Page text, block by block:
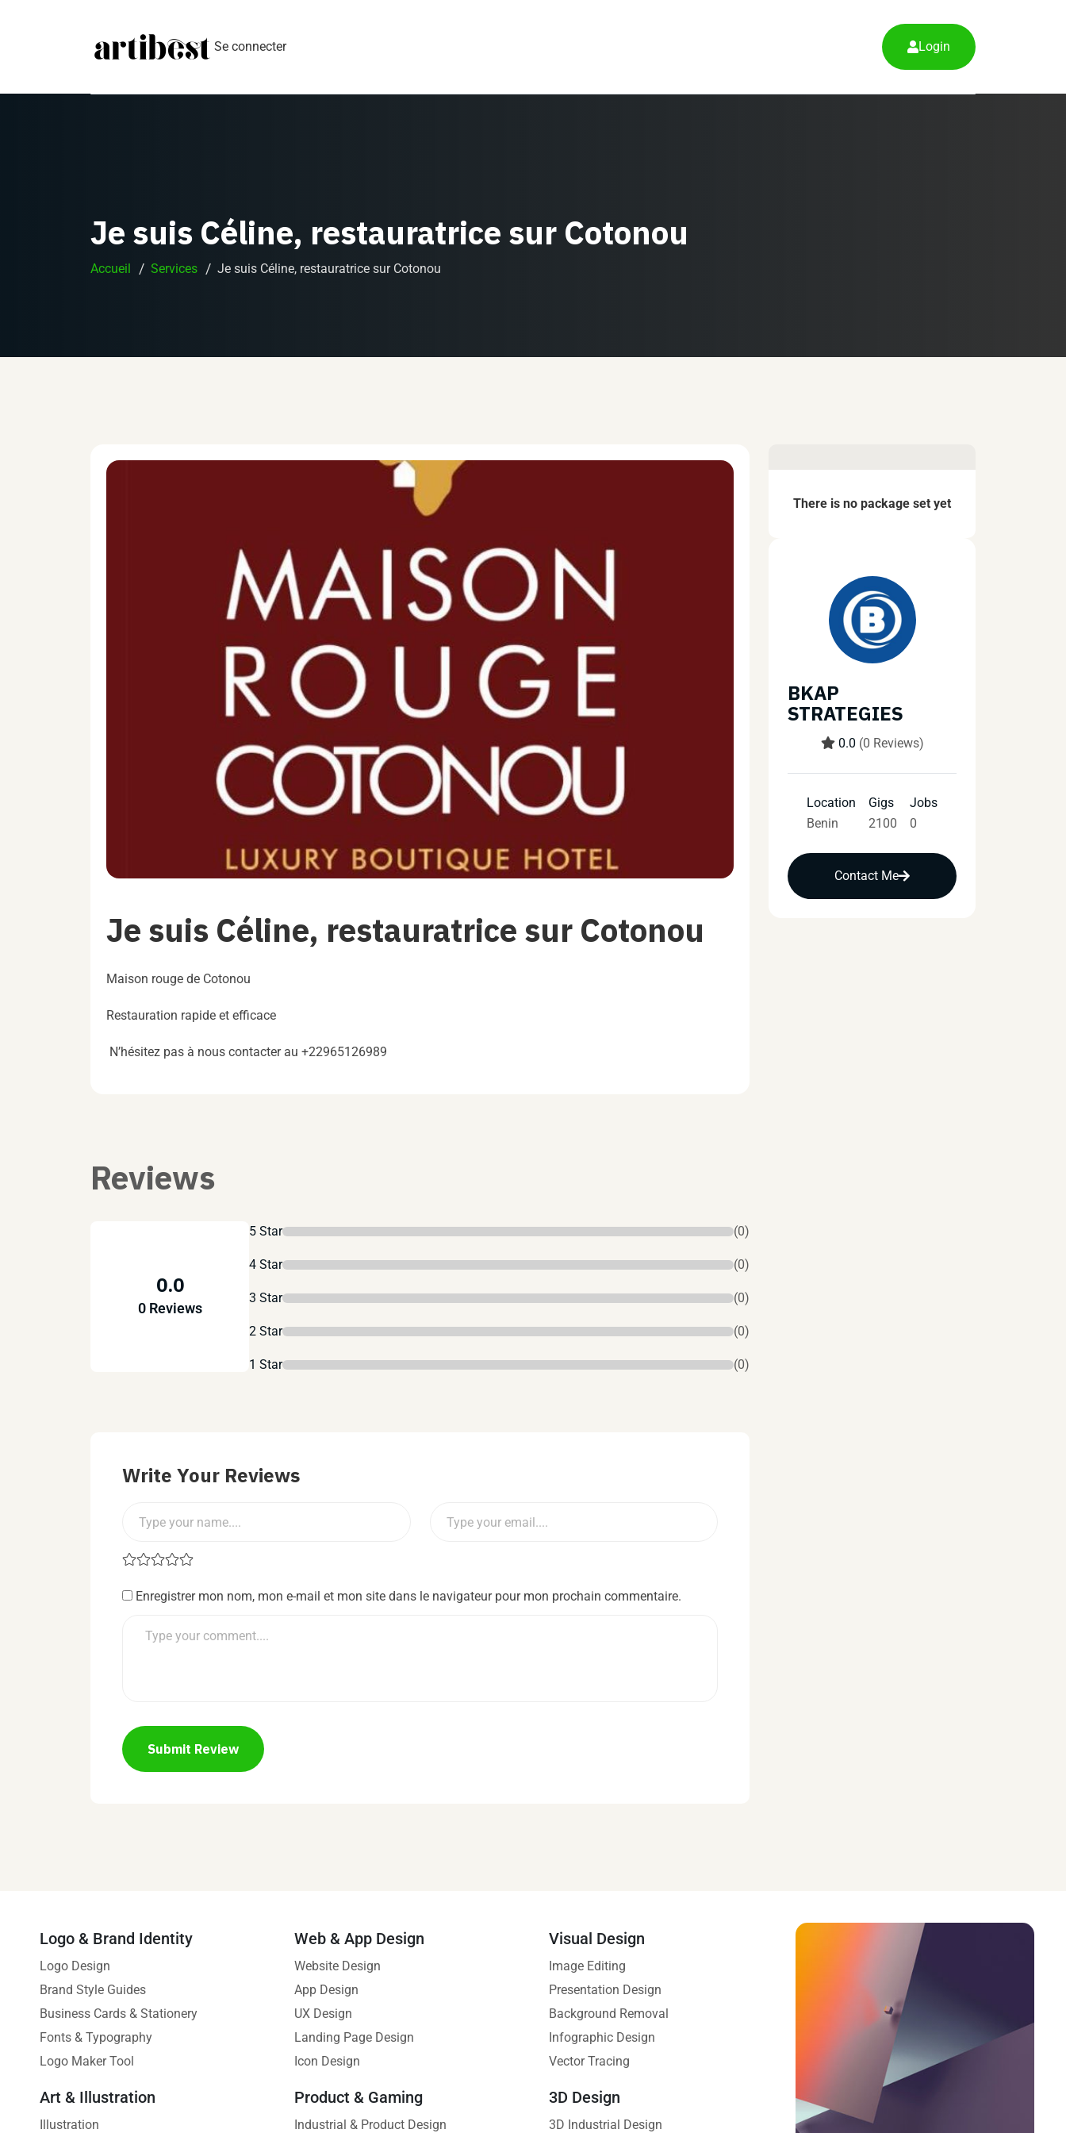
Se connecter Login
Je suis Céline, restauratrice sur Cotonou
Accueil Services Je suis Céline, restauratrice sur Cotonou
Je suis Céline, restauratrice sur Cotonou
Maison rouge de Cotonou
Restauration rapide et efficace
N’hésitez pas à nous contacter au +22965126989
Reviews
0.0
0 Reviews
5 Star (0)
4 Star (0)
3 Star (0)
2 Star (0)
1 Star (0)
Write Your Reviews
Enregistrer mon nom, mon e-mail et mon site dans le navigateur pour mon prochain commentaire.
Submit Review
There is no package set yet
BKAP
STRATEGIES
0.0 (0 Reviews)
Location
Benin
Gigs
2100
Jobs
0
Contact Me
Logo & Brand Identity
Logo Design
Brand Style Guides
Business Cards & Stationery
Fonts & Typography
Logo Maker Tool
Art & Illustration
Illustration
Web & App Design
Website Design
App Design
UX Design
Landing Page Design
Icon Design
Product & Gaming
Industrial & Product Design
Visual Design
Image Editing
Presentation Design
Background Removal
Infographic Design
Vector Tracing
3D Design
3D Industrial Design